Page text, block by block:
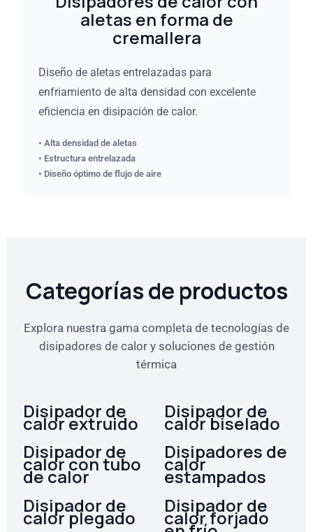
aletas en forma de
cremallera
Diseño de aletas entrelazadas para
enfriamiento de alta densidad con excelente
eficiencia en disipación de calor.
• Alta densidad de aletas
• Estructura entrelazada
• Diseño óptimo de flujo de aire
Categorías de productos
Explora nuestra gama completa de tecnologías de
disipadores de calor y soluciones de gestión
térmica
Disipador de
calor extruido
Disipador de
calor biselado
Disipador de
calor con tubo
de calor
Disipadores de
calor
estampados
Disipador de
calor plegado
Disipador de
calor forjado